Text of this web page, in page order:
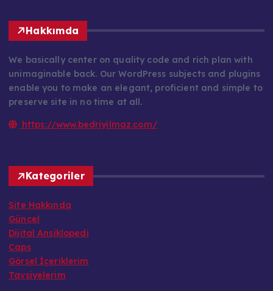
Hakkımda
We basically center on quality code and rich plan with
unimaginable back. Our WordPress subjects and plugins
enable you to make an elegant, proficient and simple to
preserve site in no time at all.
https://www.bedriyilmaz.com/
Kategoriler
Site Hakkında
Güncel
Dijital Ansiklopedi
Caps
Görsel İçeriklerim
Tavsiyelerim